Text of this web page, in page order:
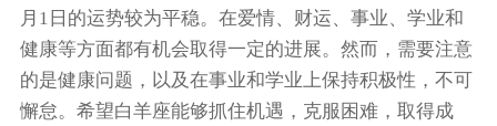
月1日的运势较为平稳。在爱情、财运、事业、学业和
健康等方面都有机会取得一定的进展。然而，需要注意
的是健康问题，以及在事业和学业上保持积极性，不可
懈怠。希望白羊座能够抓住机遇，克服困难，取得成